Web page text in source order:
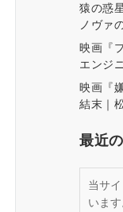
猿の惑
ノヴァ
映画『
エンジ
映画『
結末｜
最近
当サ
います